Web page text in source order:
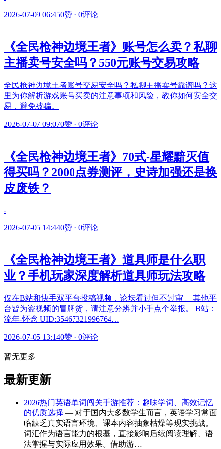
2026-07-09 06:450赞 · 0评论
《全民枪神边境王者》账号怎么卖？私聊
主播卖号安全吗？550元账号交易攻略
全民枪神边境王者账号交易安全吗？私聊主播卖号靠谱吗？这
里为你解析游戏账号买卖的注意事项和风险，教你如何安全交
易，避免被骗。
2026-07-07 09:070赞 · 0评论
《全民枪神边境王者》70式-星耀黯灭值
得买吗？2000点券测评，史诗加强还是换
皮废铁？
-
2026-07-05 14:440赞 · 0评论
《全民枪神边境王者》道具师是什么职
业？手机玩家深度解析道具师玩法攻略
仅在B站和快手双平台投稿视频，论坛看过但不过审。 其他平
台皆为盗视频的冒牌货，请注意分辨并小手点个举报。 B站：
流年-怀念 UID:35467321996764…
2026-07-05 13:140赞 · 0评论
暂无更多
最新更新
2026热门英语单词闯关手游推荐：趣味学词、高效记忆
的优质选择 — 对于国内大多数学生而言，英语学习常面
临缺乏真实语言环境、课本内容抽象枯燥等现实挑战。
词汇作为语言能力的根基，直接影响后续阅读理解、语
法掌握与实际应用效果。借助游…